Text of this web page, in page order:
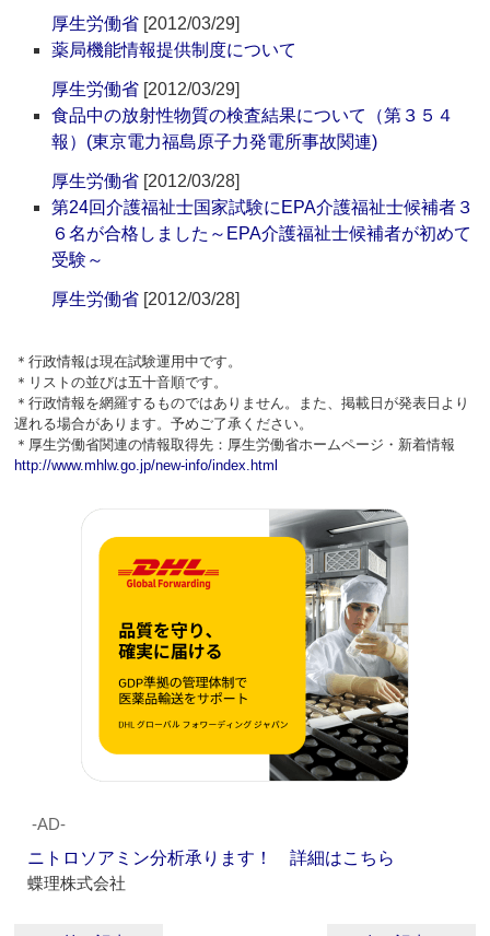
厚生労働省 [2012/03/29]
薬局機能情報提供制度について
厚生労働省 [2012/03/29]
食品中の放射性物質の検査結果について（第３５４
報）(東京電力福島原子力発電所事故関連)
厚生労働省 [2012/03/28]
第24回介護福祉士国家試験にEPA介護福祉士候補者３
６名が合格しました～EPA介護福祉士候補者が初めて
受験～
厚生労働省 [2012/03/28]
＊行政情報は現在試験運用中です。
＊リストの並びは五十音順です。
＊行政情報を網羅するものではありません。また、掲載日が発表日より
遅れる場合があります。予めご了承ください。
＊厚生労働省関連の情報取得先：厚生労働省ホームページ・新着情報
http://www.mhlw.go.jp/new-info/index.html
‐AD‐
ニトロソアミン分析承ります！ 詳細はこちら
蝶理株式会社